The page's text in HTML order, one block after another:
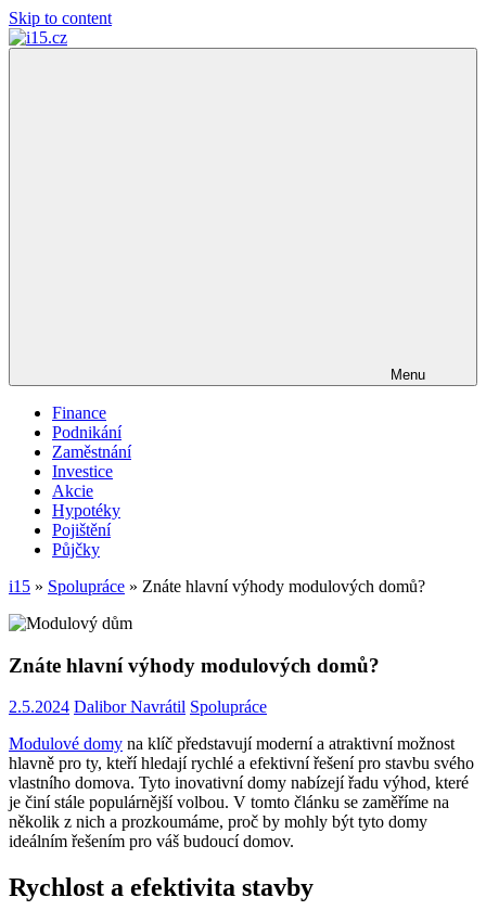
Skip to content
Menu
Finance
Podnikání
Zaměstnání
Investice
Akcie
Hypotéky
Pojištění
Půjčky
i15 » Spolupráce » Znáte hlavní výhody modulových domů?
Znáte hlavní výhody modulových domů?
2.5.2024 Dalibor Navrátil Spolupráce
Modulové domy na klíč představují moderní a atraktivní možnost
hlavně pro ty, kteří hledají rychlé a efektivní řešení pro stavbu svého
vlastního domova. Tyto inovativní domy nabízejí řadu výhod, které
je činí stále populárnější volbou. V tomto článku se zaměříme na
několik z nich a prozkoumáme, proč by mohly být tyto domy
ideálním řešením pro váš budoucí domov.
Rychlost a efektivita stavby